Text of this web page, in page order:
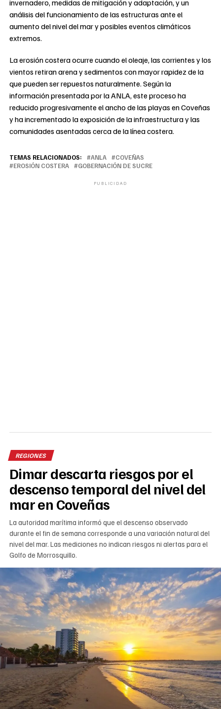
invernadero, medidas de mitigación y adaptación, y un
análisis del funcionamiento de las estructuras ante el
aumento del nivel del mar y posibles eventos climáticos
extremos.
La erosión costera ocurre cuando el oleaje, las corrientes y los
vientos retiran arena y sedimentos con mayor rapidez de la
que pueden ser repuestos naturalmente. Según la
información presentada por la ANLA, este proceso ha
reducido progresivamente el ancho de las playas en Coveñas
y ha incrementado la exposición de la infraestructura y las
comunidades asentadas cerca de la línea costera.
TEMAS RELACIONADOS: ANLA
COVEÑAS
EROSIÓN COSTERA
GOBERNACIÓN DE SUCRE
PUBLICIDAD
REGIONES
Dimar descarta riesgos por el
descenso temporal del nivel del
mar en Coveñas
La autoridad marítima informó que el descenso observado
durante el fin de semana corresponde a una variación natural del
nivel del mar. Las mediciones no indican riesgos ni alertas para el
Golfo de Morrosquillo.